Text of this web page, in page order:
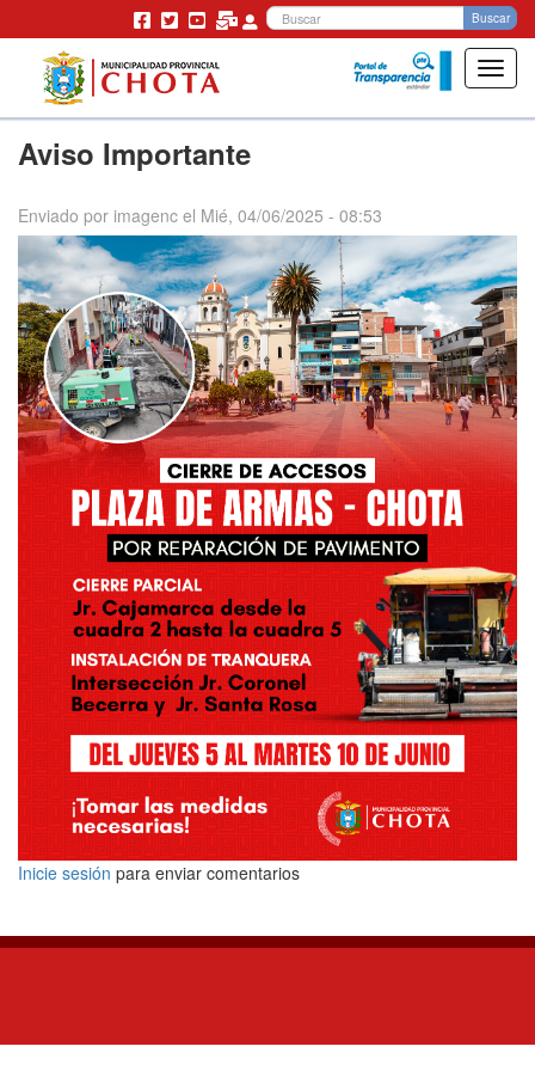
Pasar
Buscar
Aviso Importante
Enviado por imagenc el Mié, 04/06/2025 - 08:53
Inicie sesión para enviar comentarios